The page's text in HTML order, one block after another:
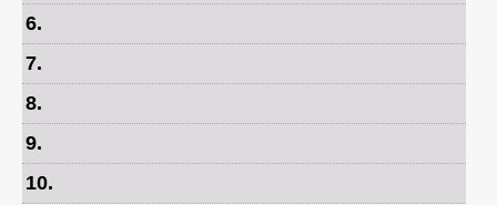
6.
7.
8.
9.
10.